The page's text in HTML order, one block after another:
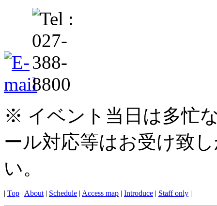
※ イベント当日は多忙
ール対応等はお受け致
い。
| Top | About | Schedule | Access map | Introduce | Staff only |